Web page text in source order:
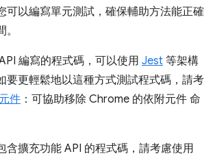
可以編寫單元測試，確保輔助方法能正確
編寫的程式碼，可以使用 Jest 等架構
要更輕鬆地以這種方式測試程式碼，請考
件 ：可協助移除 Chrome 的依附元件 命
含擴充功能 API 的程式碼，請考慮使用